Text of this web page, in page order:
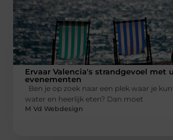
Ervaar Valencia's strandgevoel met
evenementen
Ben je op zoek naar een plek waar je
water en heerlijk eten? Dan moet
M Vd Webdesign